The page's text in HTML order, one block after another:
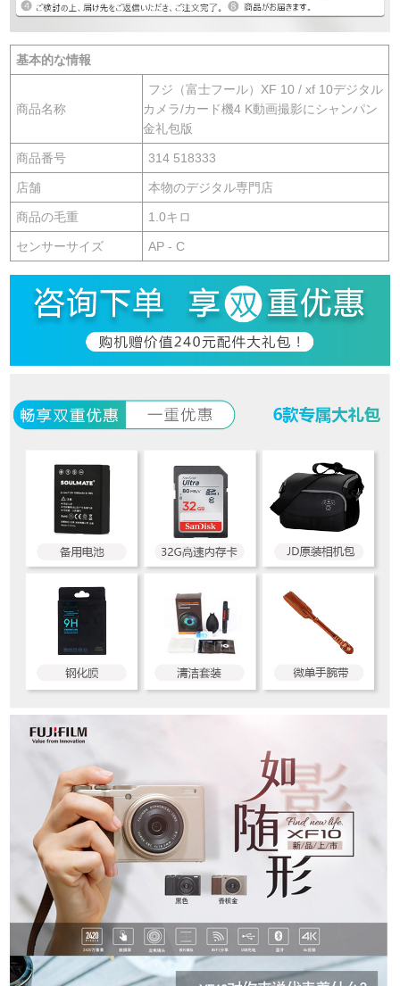
基本的な情報
商品名称
フジ（富士フール）XF 10 / xf 10デジタル
カメラ/カード機4 K動画撮影にシャンパン
金礼包版
商品番号 314 518333
店舗 本物のデジタル専門店
商品の毛重 1.0キロ
センサーサイズ AP - C